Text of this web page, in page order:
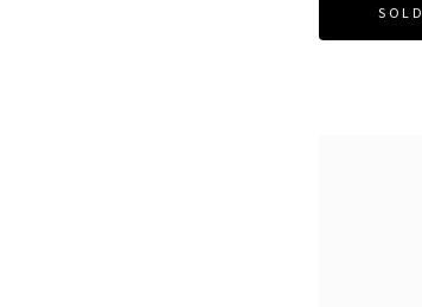
SOLD